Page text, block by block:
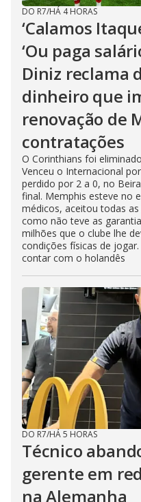
DO R7/HÁ 4 HORAS
‘Calamos
‘Ou paga
Diniz reclama
dinheiro que
renovação de
contratações
O Corinthians foi
Venceu o Internacional
perdido por 2 a 0, no
final. Memphis esteve no
médicos, aceitou todas
como não teve as
milhões que o clube lhe
condições físicas de
contar com o holandês
DO R7/HÁ 5 HORAS
Técnico
gerente em
na Alemanha